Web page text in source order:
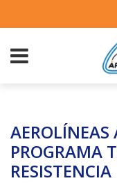
AEROLÍNEAS
PROGRAMA
RESISTENCIA